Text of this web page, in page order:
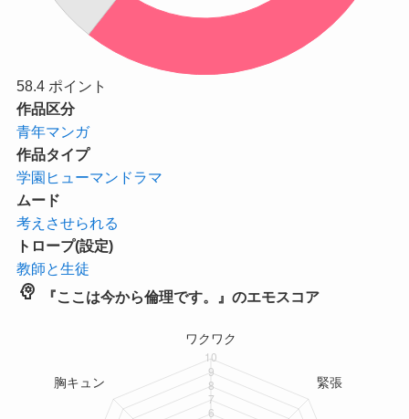
58.4 ポイント
作品区分
青年マンガ
作品タイプ
学園ヒューマンドラマ
ムード
考えさせられる
トロープ(設定)
教師と生徒
psychology 『ここは今から倫理です。』のエモスコア